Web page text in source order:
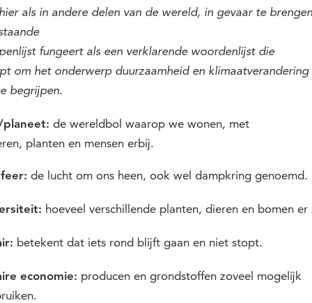
als in andere delen van de wereld, in gevaar te
lijst fungeert als een verklarende woordenlijst die
om het onderwerp duurzaamheid en klimaatverandering
begrijpen.
de wereldbol waarop we wonen, met
planten en mensen erbij.
de lucht om ons heen, ook wel dampkring genoemd.
hoeveel verschillende planten, dieren en bomen er
betekent dat iets rond blijft gaan en niet stopt.
economie: producen en grondstoffen zoveel mogelijk